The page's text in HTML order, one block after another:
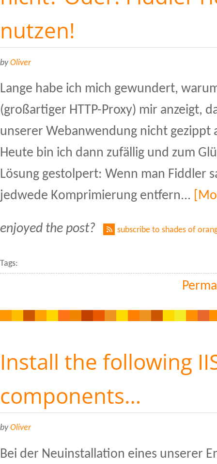
nutzen!
byOliver
Lange habe ich mich gewundert,
(großartiger HTTP-Proxy) mir anzeigt,
unserer Webanwendung nicht gezippt
Heute bin ich dann zufällig und zum
Lösung gestolpert: Wenn man Fiddler
jedwede Komprimierung entfern...
enjoyed the post? subscribe to shades of
Tags:
Install the following
components…
byOliver
Bei der Neuinstallation eines unserer